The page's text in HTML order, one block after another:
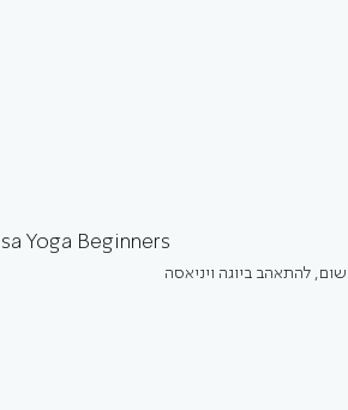
Yoga Beginners
להתאהב ביוגה ויניאסה